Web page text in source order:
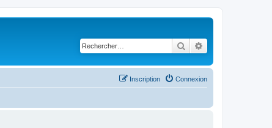
Rechercher
Connexion
Inscription